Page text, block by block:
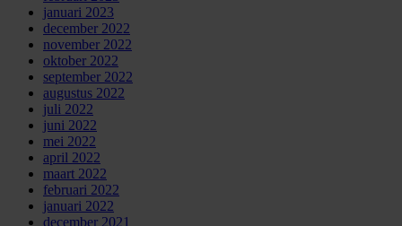
januari 2023
december 2022
november 2022
oktober 2022
september 2022
augustus 2022
juli 2022
juni 2022
mei 2022
april 2022
maart 2022
februari 2022
januari 2022
december 2021